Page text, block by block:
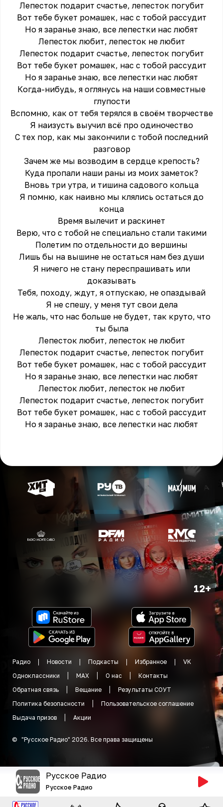
Лепесток подарит счастье, лепесток погубит
Вот тебе букет ромашек, нас с тобой рассудит
Но я заранье знаю, все лепестки нас любят
Лепесток любит, лепесток не любит
Лепесток подарит счастье, лепесток погубит
Вот тебе букет ромашек, нас с тобой рассудит
Но я заранье знаю, все лепестки нас любят
Когда-нибудь, я оглянусь на наши совместные
глупости
Вспомню, как от тебя терялся в своём творчестве
Я наизусть выучил всё про одиночество
С тех пор, как мы закончили с тобой последний
разговор
Зачем же мы возводим в сердце крепость?
Куда пропали наши раны из моих заметок?
Вновь три утра, и тишина садового кольца
Я помню, как наивно мы клялись остаться до
конца
Время вылечит и раскинет
Верю, что с тобой не специально стали такими
Полетим по отдельности до вершины
Лишь бы на вышине не остаться нам без души
Я ничего не стану переспрашивать или
доказывать
Тебя, походу, ждут, я отпускаю, не опаздывай
Я не спешу, у меня тут свои дела
Не жаль, что нас больше не будет, так круто, что
ты была
Лепесток любит, лепесток не любит
Лепесток подарит счастье, лепесток погубит
Вот тебе букет ромашек, нас с тобой рассудит
Но я заранье знаю, все лепестки нас любят
Лепесток любит, лепесток не любит
Лепесток подарит счастье, лепесток погубит
Вот тебе букет ромашек, нас с тобой рассудит
Но я заранье знаю, все лепестки нас любят
12+
Радио Новости Подкасты Избранное
VK
Одноклассники
MAX О нас
Контакты
Обратная связь
Вещание
Результаты СОУТ
Политика безопасности
Пользовательское соглашение
Выдача призов
Акции
© "Русское Радио" 2026. Все права защищены
Русское Радио
Русское Радио